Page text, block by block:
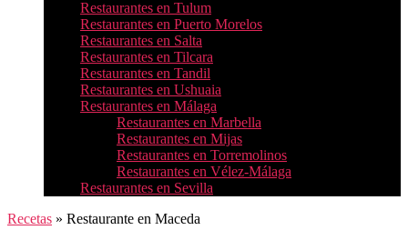
Restaurantes en Tulum
Restaurantes en Puerto Morelos
Restaurantes en Salta
Restaurantes en Tilcara
Restaurantes en Tandil
Restaurantes en Ushuaia
Restaurantes en Málaga
Restaurantes en Marbella
Restaurantes en Mijas
Restaurantes en Torremolinos
Restaurantes en Vélez-Málaga
Restaurantes en Sevilla
Recetas » Restaurante en Maceda